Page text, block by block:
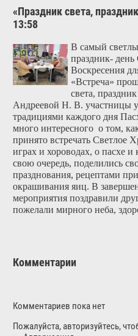
«Праздник света,
13:58
В самый
праздник- день
Воскресения
«Встреча»
света,
Андреевой Н. В. участницы
традициями каждого дня
много интересного о том,
принято встречать Светлое
играх и хороводах, о пасхе
свою очередь, поделились
празднования, рецептами
окрашивания яиц. В
мероприятия поздравили
пожелали мирного неба,
Комментарии
Комментариев пока нет
Пожалуйста, авторизуйтесь,